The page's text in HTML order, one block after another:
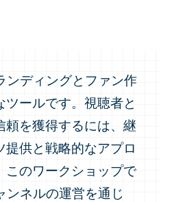
ンディングとファン作
ツールです。視聴者と
頼を獲得するには、継
提供と戦略的なアプロ
このワークショップで
ンネルの運営を通じ